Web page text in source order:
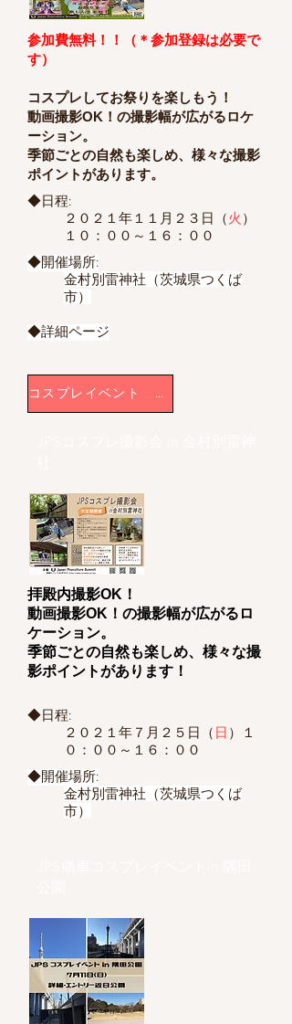
参加費無料！！（＊参加登録は必要で
す）
コスプレしてお祭りを楽しもう！
動画撮影OK！の撮影幅が広がるロケ
ーション。
季節ごとの自然も楽しめ、様々な撮影
ポイントがあります。
◆日程:
２０２１年１１月２３日（火 ）
１０：００～１６：００
◆開催場所:
金村別雷神社（茨城県つくば
市）
◆詳細ページ
コスプレイベント レポート
拝殿内撮影OK！
動画撮影OK！の撮影幅が広がるロ
ケーション。
季節ごとの自然も楽しめ、様々な撮
影ポイントがあります！
◆日程:
２０２１年７月２５日（ 日 ）１
０：００～１６：００
◆開催場所:
金村別雷神社（茨城県つくば
市）